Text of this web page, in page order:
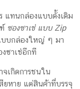
แทนกล่องแบบดั้งเดิม
ซองซาเช่ แบบ Zip
บกล่องใหญ่ ๆ มา
ซาเช่อีกที
จเกิดการชนใน
ยหาย แต่สินค้าที่บรรจุ